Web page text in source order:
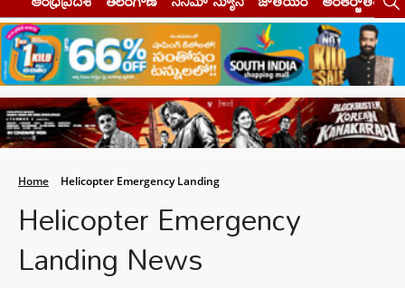
Home Helicopter Emergency Landing
Helicopter Emergency
Landing News